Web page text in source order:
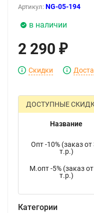
Артикул: NG-05-194
в наличии
2 290 ₽
Скидки
ДОСТУПНЫЕ
Название
Опт -10% (заказ от
т.р.)
М.опт -5% (заказ
т.р.)
Категории